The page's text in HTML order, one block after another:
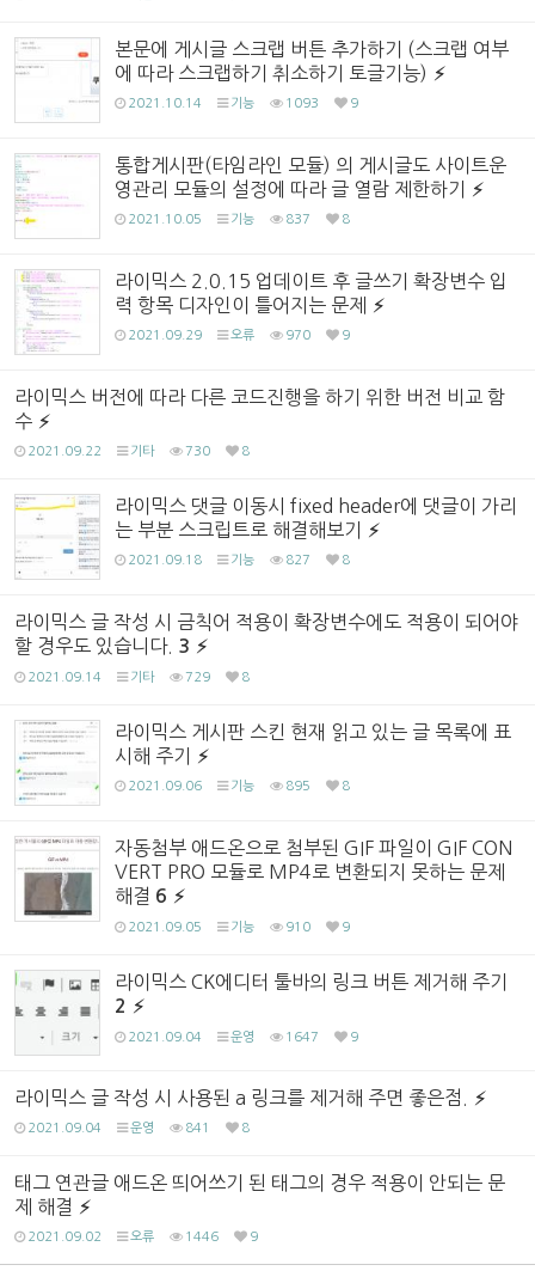
본문에 게시글 스크랩 버튼 추가하기 (스크랩 여부
에 따라 스크랩하기 취소하기 토글기능)
2021.10.14 기능 1093 9
통합게시판(타임라인 모듈) 의 게시글도 사이트운
영관리 모듈의 설정에 따라 글 열람 제한하기
2021.10.05 기능 837 8
라이믹스 2.0.15 업데이트 후 글쓰기 확장변수 입
력 항목 디자인이 틀어지는 문제
2021.09.29 오류 970 9
라이믹스 버전에 따라 다른 코드진행을 하기 위한 버전 비교 함
수
2021.09.22 기타 730 8
라이믹스 댓글 이동시 fixed header에 댓글이 가리
는 부분 스크립트로 해결해보기
2021.09.18 기능 827 8
라이믹스 글 작성 시 금칙어 적용이 확장변수에도 적용이 되어야
할 경우도 있습니다.
3
2021.09.14 기타 729 8
라이믹스 게시판 스킨 현재 읽고 있는 글 목록에 표
시해 주기
2021.09.06 기능 895 8
자동첨부 애드온으로 첨부된 GIF 파일이 GIF CON
VERT PRO 모듈로 MP4로 변환되지 못하는 문제
해결 6
2021.09.05 기능 910 9
라이믹스 CK에디터 툴바의 링크 버튼 제거해 주기
2
2021.09.04 운영 1647 9
라이믹스 글 작성 시 사용된 a 링크를 제거해 주면 좋은점.
2021.09.04 운영 841 8
태그 연관글 애드온 띄어쓰기 된 태그의 경우 적용이 안되는 문
제 해결
2021.09.02 오류 1446 9